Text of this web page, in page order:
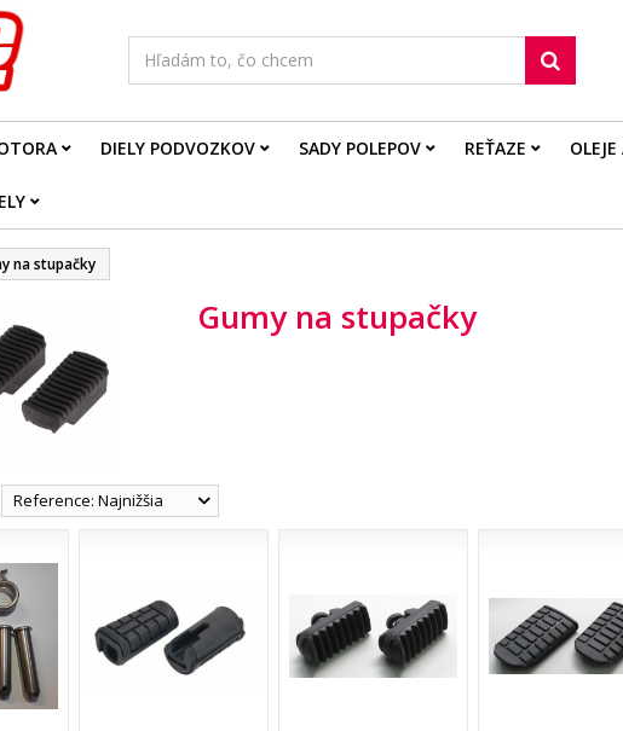
DIELY PODVOZKOV SADY POLEPOV REŤAZE
na stupačky
Gumy na stupačky
Reference: Najnižšia